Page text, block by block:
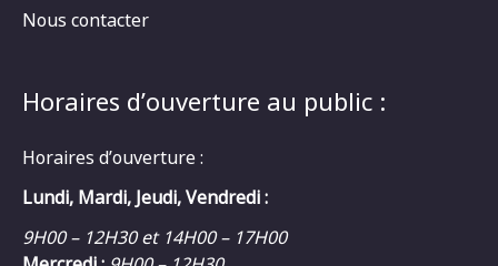
Nous contacter
Horaires d’ouverture au public :
Horaires d’ouverture :
Lundi, Mardi, Jeudi, Vendredi :
9H00 – 12H30 et 14H00 – 17H00